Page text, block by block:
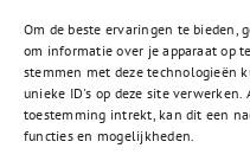
Om de beste ervaringen te bieden,
om informatie over je apparaat op
stemmen met deze technologieën
unieke ID's op deze site
toestemming intrekt, kan dit een
functies en mogelijkheden.
27
06, 2025